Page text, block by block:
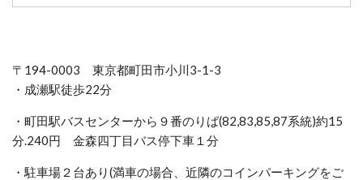
〒194-0003 東京都町田市小川3-1-3
・成瀬駅徒歩22分
・町田駅バスセンターから９番のりば(82,83,85,87系統)約15
分.240円 金森四丁目バス停下車１分
・駐車場２台あり(満車の場合、近隣のコインパーキングをご